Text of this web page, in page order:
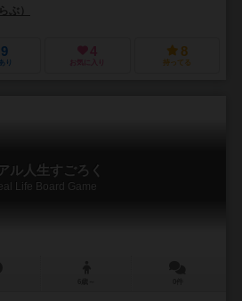
ぶ）
9
り
4
お気に入り
8
持ってる
ル人生すごろく
Life Board Game